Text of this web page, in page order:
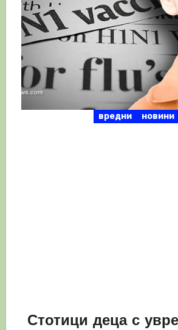
вредни новини
Стотици деца с